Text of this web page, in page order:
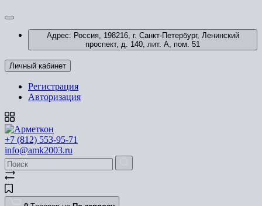
Адрес: Россия, 198216, г. Санкт-Петербург, Ленинский
проспект, д. 140, лит. А, пом. 51
Личный кабинет
Регистрация
Авторизация
+7 (812) 553-95-71
info@amk2003.ru